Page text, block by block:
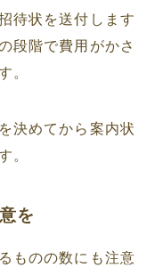
待状を送付します
段階で費用がかさ
。
決めてから案内状
。
を
ものの数にも注意